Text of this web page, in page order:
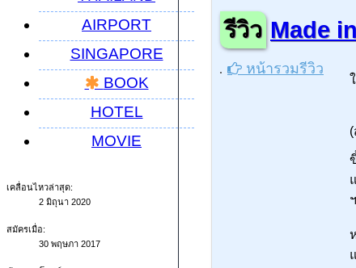
AIRPORT
SINGAPORE
BOOK
HOTEL
MOVIE
เคลื่อนไหวล่าสุด:
2 มิถุนา 2020
สมัครเมื่อ:
30 พฤษภา 2017
รีวิว Made
หน้ารวมรีวิว